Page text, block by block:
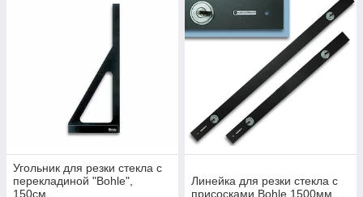
Угольник для резки стекла с
перекладиной "Bohle",
150см.
Линейка для резки стекла с
присосками Bohle 1500мм.